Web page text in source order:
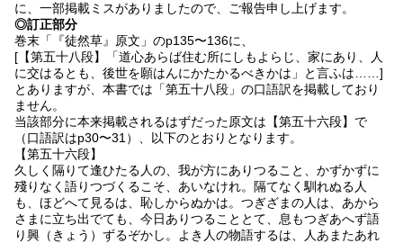
に、一部掲載ミスがありましたので、ご報告申し上げます。
◎訂正部分
巻末「『徒然草』原文」のp135〜136に、
[【第五十八段】「道心あらば住む所にしもよらじ、家にあり、人
に交はるとも、後世を願はんにかたかるべきかは」と言ふは……]
とありますが、本書では「第五十八段」の口語訳を掲載しており
ません。
当該部分に本来掲載されるはずだった原文は【第五十六段】で
（口語訳はp30〜31）、以下のとおりとなります。
【第五十六段】
久しく隔りて逢ひたる人の、我が方にありつること、かずかずに
殘りなく語りつづくるこそ、あいなけれ。隔てなく馴れぬる人
も、ほどへて見るは、恥しからぬかは。つぎざまの人は、あから
さまに立ち出でても、今日ありつることとて、息もつぎあへず語
り興（きょう）ずるぞかし。よき人の物語するは、人あまたあれ